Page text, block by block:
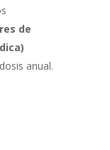
de
anual.